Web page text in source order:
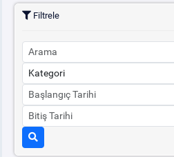
PİYASAKAYITSÜRECİ
SERBEST TÜKETİCİ
MALİ UZLAŞTIRMA
TEMİNAT
Filtrele